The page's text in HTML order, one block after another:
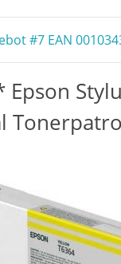
#7 EAN
Epson